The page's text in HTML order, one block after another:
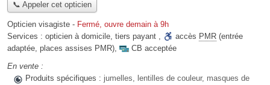
📞 Appeler cet opticien
Opticien visagiste - Fermé, ouvre demain à 9h
Services : opticien à domicile, tiers payant , accès PMR (entrée
adaptée, places assises PMR),
CB acceptée
En vente :
Produits spécifiques : jumelles, lentilles de couleur, masques de